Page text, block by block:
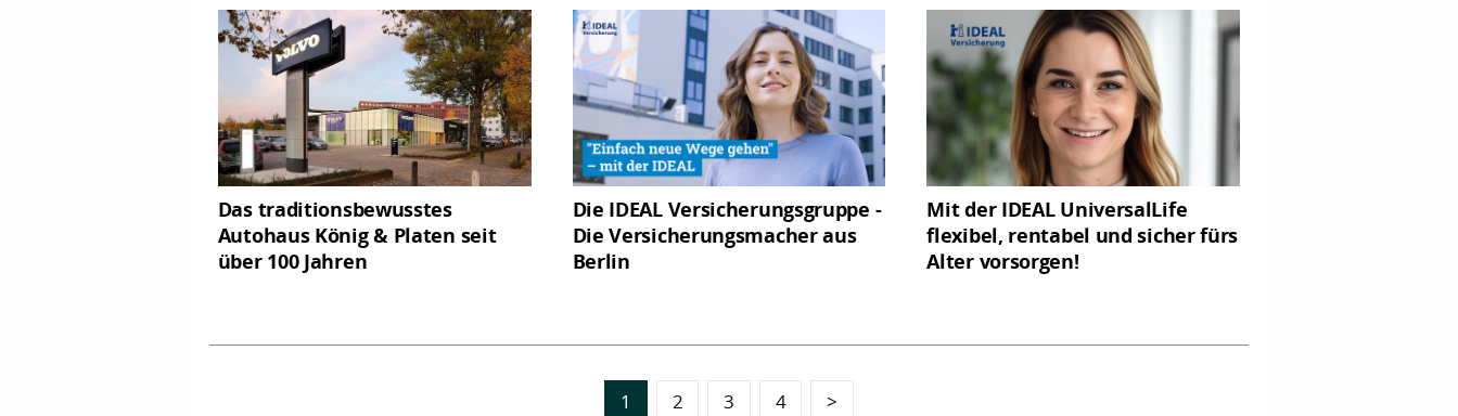
Das traditionsbewusstes
Autohaus König & Platen seit
über 100 Jahren
Die IDEAL Versicherungsgruppe -
Die Versicherungsmacher aus
Berlin
Mit der IDEAL UniversalLife
flexibel, rentabel und sicher fürs
Alter vorsorgen!
1 2 3 4 >